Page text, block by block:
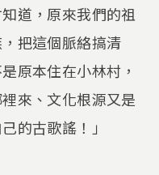
道，原來我們的祖
把這個脈絡搞清
原本住在小林村，
來、文化根源又是
的古歌謠！」